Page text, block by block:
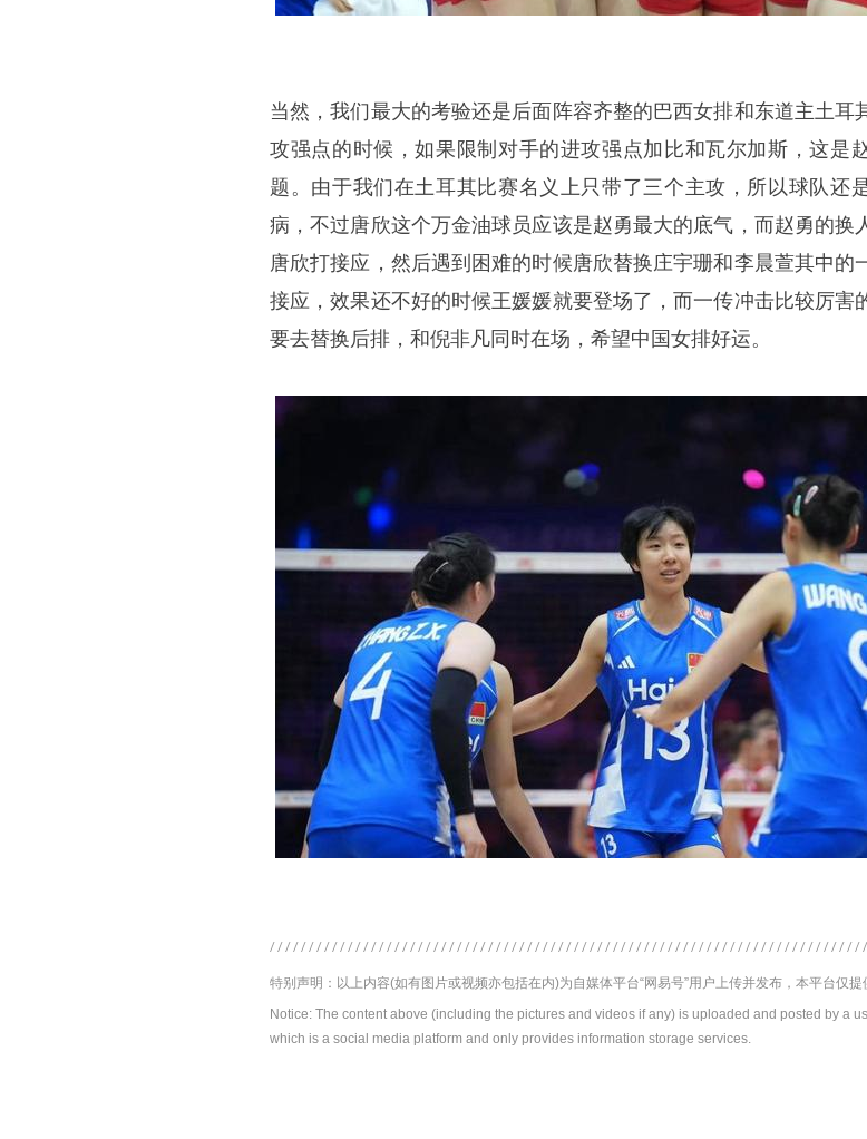
当然，我们最大的考验还是后面阵容齐整的巴西女排和东道主土耳
攻强点的时候，如果限制对手的进攻强点加比和瓦尔加斯，这是
题。由于我们在土耳其比赛名义上只带了三个主攻，所以球队还
病，不过唐欣这个万金油球员应该是赵勇最大的底气，而赵勇的换
唐欣打接应，然后遇到困难的时候唐欣替换庄宇珊和李晨萱其中的
接应，效果还不好的时候王媛媛就要登场了，而一传冲击比较厉害
要去替换后排，和倪非凡同时在场，希望中国女排好运。
特别声明：以上内容(如有图片或视频亦包括在内)为自媒体平台“网易号”用户上传并发布，本平台仅提
Notice: The content above (including the pictures and videos if any) is uploaded and posted by a
which is a social media platform and only provides information storage services.